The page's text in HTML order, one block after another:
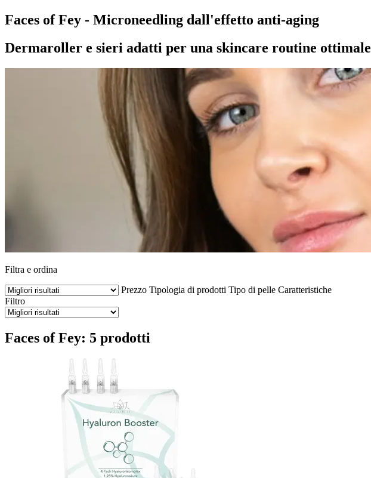
Faces of Fey - Microneedling dall'effetto anti-aging
Dermaroller e sieri adatti per una skincare routine ottimale
Filtra e ordina
Prezzo Tipologia di prodotti Tipo di pelle Caratteristiche
Filtro
Faces of Fey: 5 prodotti